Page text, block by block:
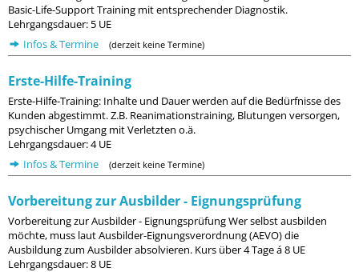
Basic-Life-Support Training mit entsprechender Diagnostik.
Lehrgangsdauer: 5 UE
Infos & Termine
(derzeit keine Termine)
Erste-Hilfe-Training
Erste-Hilfe-Training: Inhalte und Dauer werden auf die Bedürfnisse des
Kunden abgestimmt. Z.B. Reanimationstraining, Blutungen versorgen,
psychischer Umgang mit Verletzten o.ä.
Lehrgangsdauer: 4 UE
Infos & Termine
(derzeit keine Termine)
Vorbereitung zur Ausbilder - Eignungsprüfung
Vorbereitung zur Ausbilder - Eignungsprüfung Wer selbst ausbilden
möchte, muss laut Ausbilder-Eignungsverordnung (AEVO) die
Ausbildung zum Ausbilder absolvieren. Kurs über 4 Tage á 8 UE
Lehrgangsdauer: 8 UE